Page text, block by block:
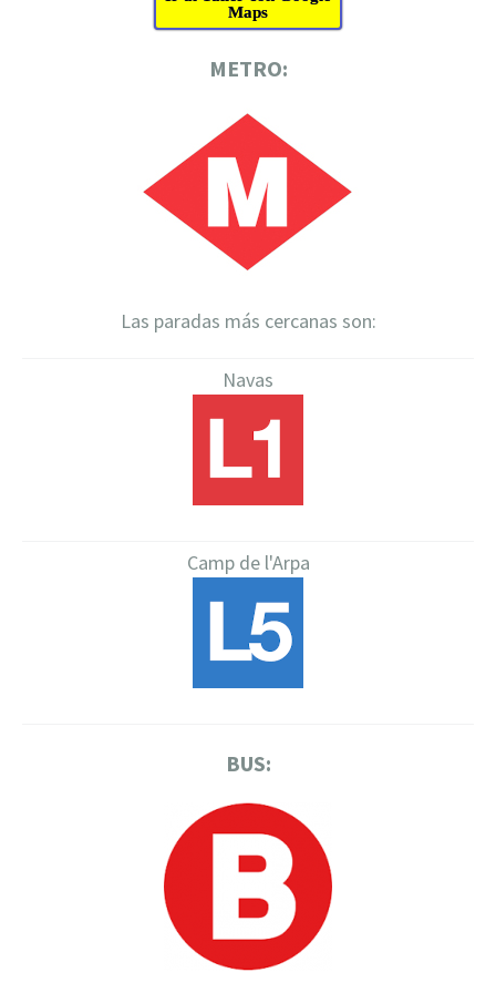
Maps
METRO:
Las paradas más cercanas son:
Navas
Camp de l'Arpa
BUS: